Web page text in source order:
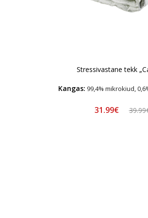
Stressivastane tekk
Kangas: 99,4% mikrokiud,
31.99€